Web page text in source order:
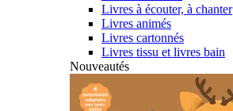
Livres à écouter, à chanter
Livres animés
Livres cartonnés
Livres tissu et livres bain
Nouveautés